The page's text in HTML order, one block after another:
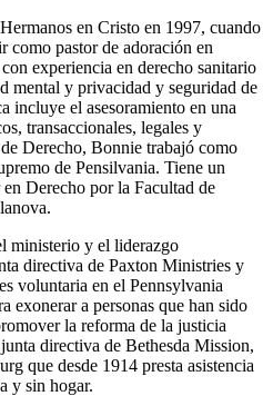
en Cristo en 1997, cuando
como pastor de adoración en
experiencia en derecho sanitario
mental y privacidad y seguridad de
incluye el asesoramiento en una
transaccionales, legales y
Derecho, Bonnie trabajó como
de Pensilvania. Tiene un
Derecho por la Facultad de
ministerio y el liderazgo
directiva de Paxton Ministries y
voluntaria en el Pennsylvania
exonerar a personas que han sido
la reforma de la justicia
directiva de Bethesda Mission,
que desde 1914 presta asistencia
y sin hogar.